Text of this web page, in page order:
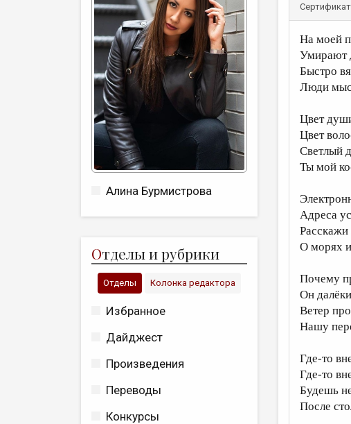
Алина Бурмистрова
Отделы и рубрики
Отделы Колонка редактора
Избранное
Дайджест
Произведения
Переводы
Конкурсы
На моей
Умирают
Быстро
Люди
Цвет
Цвет
Светлый
Ты мой
Адреса
О морях
Почему
Он
Ветер
Нашу
Где-то
Где-то
Будешь
После